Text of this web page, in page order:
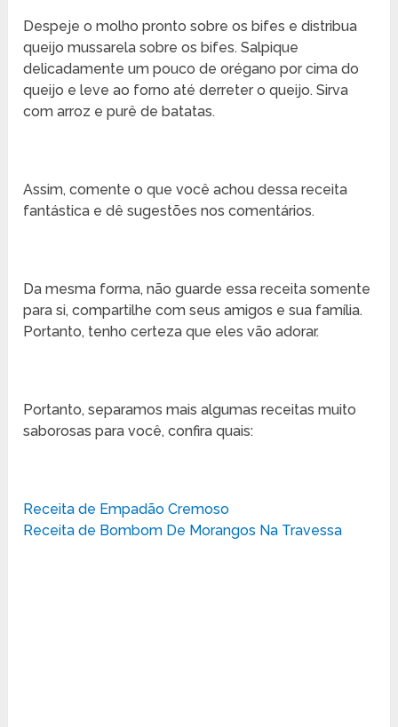
Despeje o molho pronto sobre os bifes e distribua
queijo mussarela sobre os bifes. Salpique
delicadamente um pouco de orégano por cima do
queijo e leve ao forno até derreter o queijo. Sirva
com arroz epurê de batatas.
Assim, comente o que você achou dessa receita
fantástica e dê sugestões nos comentários.
Da mesma forma, não guarde essa receita somente
para si, compartilhe com seus amigos e sua família.
Portanto, tenho certeza que eles vão adorar.
Portanto, separamos mais algumas receitas muito
saborosas para você, confira quais:
Receita de Empadão Cremoso
Receita de Bombom De Morangos Na Travessa